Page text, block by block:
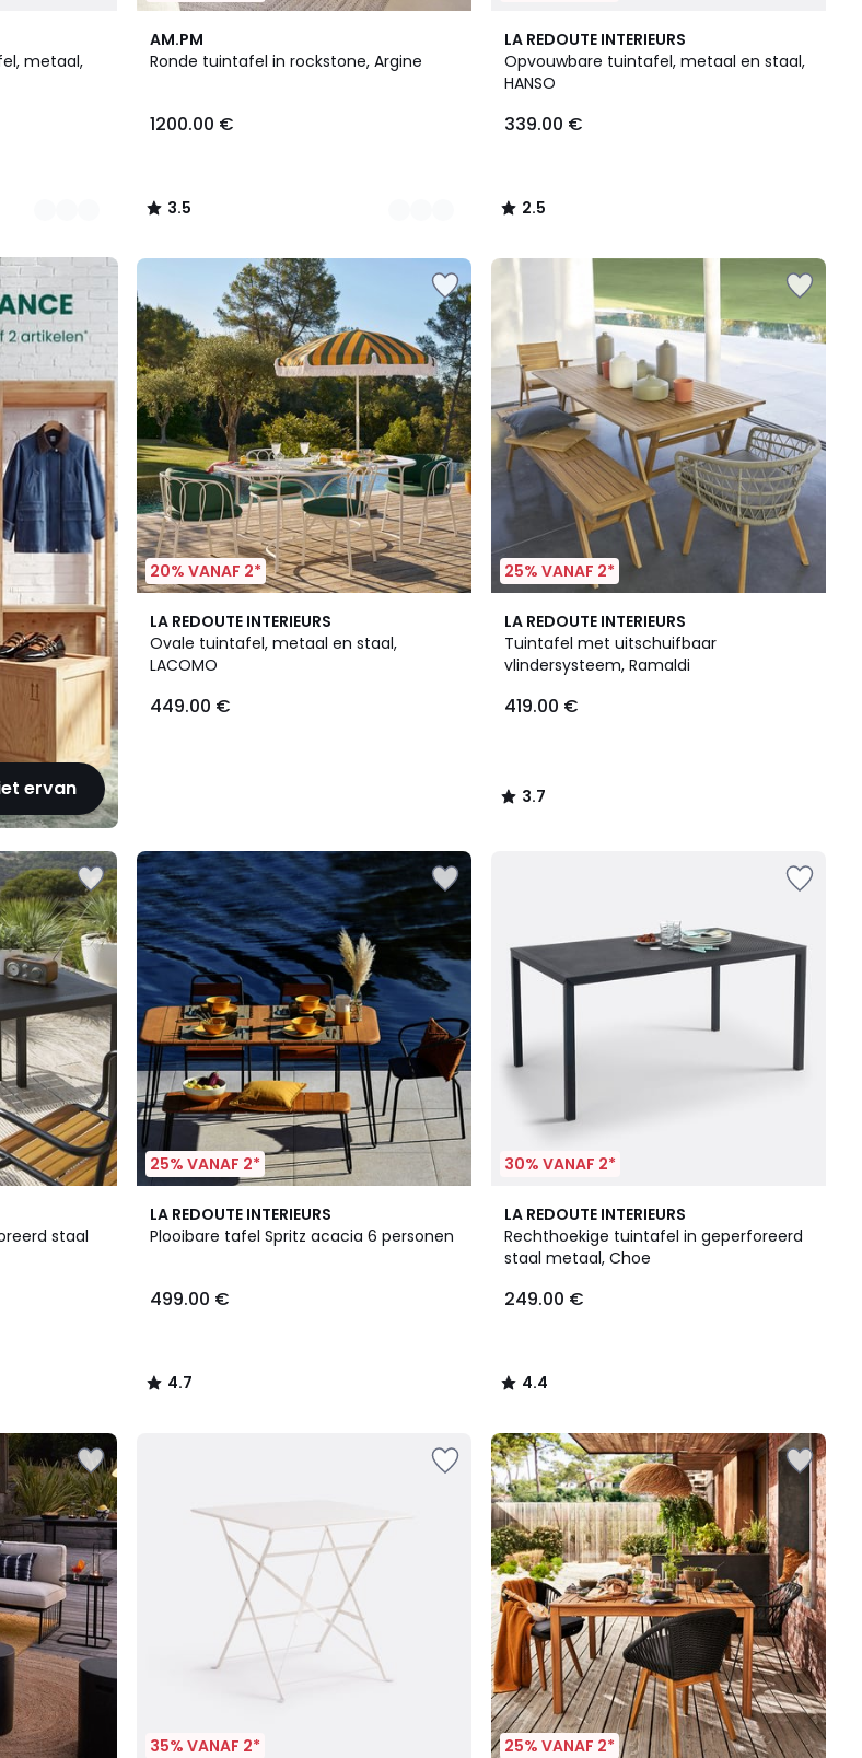
metaal,
AM.PM
Ronde tuintafel in rockstone, Argine
1200.00 €
3.5
/ 5
3
Kleuren
3.5
/
LA REDOUTE INTERIEURS
Opvouwbare tuintafel, metaal en staal,
HANSO
339.00 €
2.5
/ 5
2.5
/
ervan
20% VANAF 2*
LA REDOUTE INTERIEURS
Ovale tuintafel, metaal en staal,
LACOMO
449.00 €
25% VANAF 2*
LA REDOUTE INTERIEURS
Tuintafel met uitschuifbaar
vlindersysteem, Ramaldi
419.00 €
3.7
/ 5
3.7
/
staal
25% VANAF 2*
LA REDOUTE INTERIEURS
Plooibare tafel Spritz acacia 6 personen
499.00 €
4.7
/ 5
4.7
/
30% VANAF 2*
LA REDOUTE INTERIEURS
Rechthoekige tuintafel in geperforeerd
staal metaal, Choe
249.00 €
4.4
/ 5
4.4
/
35% VANAF 2* 25% VANAF 2*